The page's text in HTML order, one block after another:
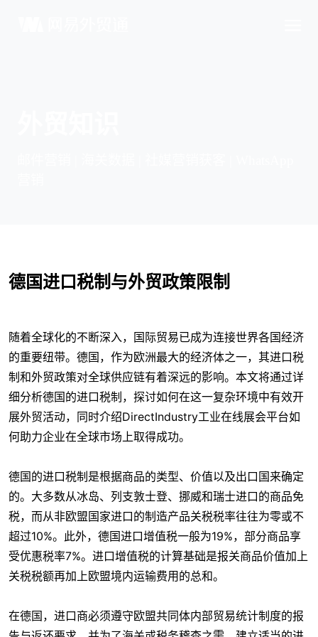
德国进口税制与外贸政策限制
随着全球化的不断深入，国际贸易已成为连接世界各国经济
的重要纽带。德国，作为欧洲最大的经济体之一，其进口税
制和外贸政策对全球供应链有着深远的影响。本文将通过详
细分析德国的进口税制，探讨如何在这一复杂环境中有效开
展外贸活动，同时介绍DirectIndustry工业在线展会平台如
何助力企业在全球市场上取得成功。
德国的进口税制是根据商品的类型、价值以及出口国来确定
的。大多数从冰岛、列支敦士登、挪威和瑞士进口的商品免
税，而从非欧盟国家进口的制造产品关税税率往往为零或不
超过10%。此外，德国进口增值税一般为19%，部分商品享
受优惠税率7%。进口增值税的计算基础是报关商品价值加上
关税税额再加上欧盟境内运输费用的总和。
在德国，进口商必须遵守欧盟共同体内部贸易统计制度的报